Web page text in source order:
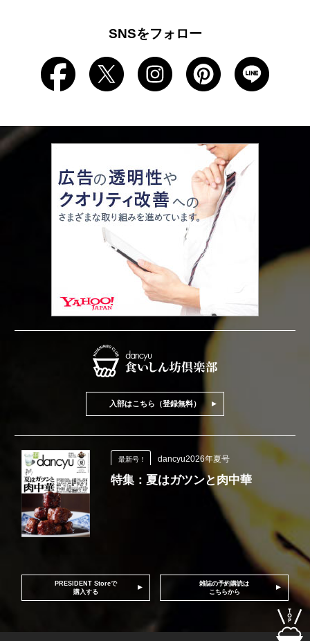
SNSをフォロー
入部はこちら（登録無料）
最新号！ dancyu2026年夏号
特集：夏はガツンと肉中華
PRESIDENT Storeで
購入する
雑誌の予約購読は
こちらから